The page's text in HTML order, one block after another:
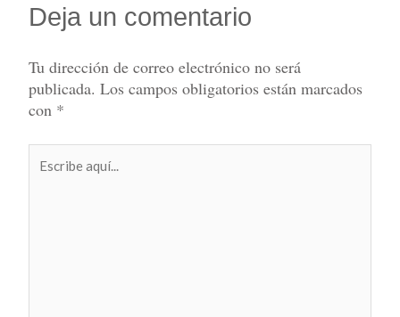
Deja un comentario
Tu dirección de correo electrónico no será
publicada. Los campos obligatorios están marcados
con *
aquí...